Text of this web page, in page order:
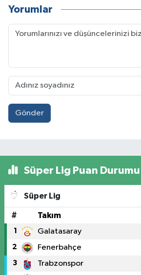
Yorumlar
Gönder
Süper Lig Puan Durumu
Süper Lig
# Takım
1 Galatasaray
2 Fenerbahçe
3 Trabzonspor